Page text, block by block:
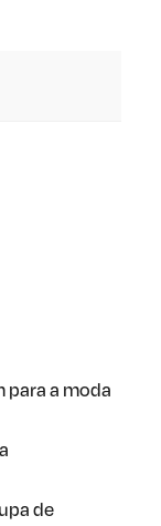
para a moda
de